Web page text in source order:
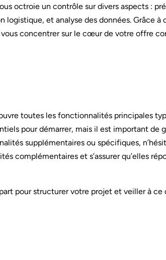
octroie un contrôle sur divers aspects :
et analyse des données. Grâce à
concentrer sur le cœur de votre offre
toutes les fonctionnalités principales
pour démarrer, mais il est important de
supplémentaires ou spécifiques,
complémentaires et s’assurer qu’elles
pour structurer votre projet et veiller à ce